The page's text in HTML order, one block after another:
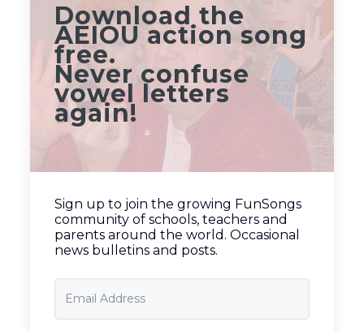
Download the
AEIOU action song
free.
Never confuse
vowel letters
again!
Sign up to join the growing FunSongs
community of schools, teachers and
parents around the world. Occasional
news bulletins and posts.